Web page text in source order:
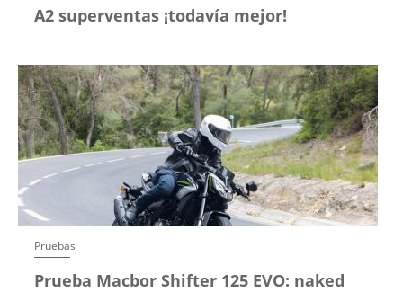
A2 superventas ¡todavía mejor!
Pruebas
Prueba Macbor Shifter 125 EVO: naked